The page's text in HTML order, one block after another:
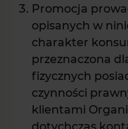
Promocja
opisanych w
charakter
przeznaczona
fizycznych
czynności
klientami